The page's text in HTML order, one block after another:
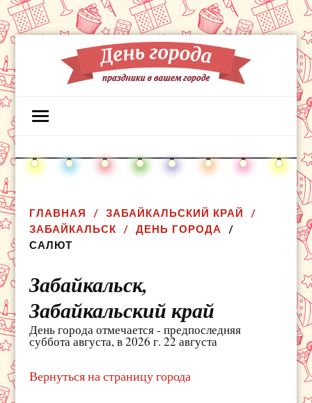
ГЛАВНАЯ
ЗАБАЙКАЛЬСКИЙ КРАЙ
ЗАБАЙКАЛЬСК
ДЕНЬ ГОРОДА
САЛЮТ
Забайкальск,
Забайкальский край
День города отмечается - предпоследняя
суббота августа, в 2026 г. 22 августа
Вернуться на страницу города